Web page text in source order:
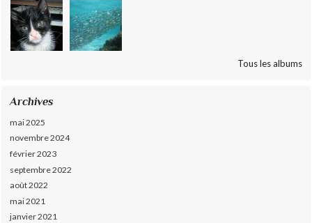
Tous les albums
Archives
mai 2025
novembre 2024
février 2023
septembre 2022
août 2022
mai 2021
janvier 2021